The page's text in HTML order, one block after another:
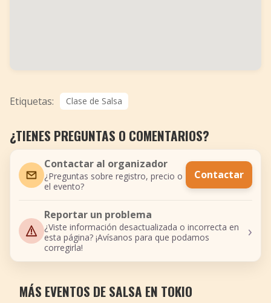
Etiquetas: Clase de Salsa
¿TIENES PREGUNTAS O COMENTARIOS?
Contactar al organizador
¿Preguntas sobre registro, precio o
el evento?
Contactar
Reportar un problema
¿Viste información desactualizada o incorrecta en
esta página? ¡Avísanos para que podamos
corregirla!
›
MÁS EVENTOS DE SALSA EN TOKIO